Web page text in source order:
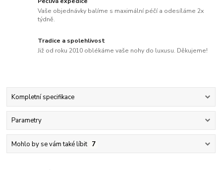
Vaše objednávky balíme s maximální péčí a odesíláme 2x
týdně.
Tradice a spolehlivost
Již od roku 2010 oblékáme vaše nohy do luxusu. Děkujeme!
Kompletní specifikace
Parametry
Mohlo by se vám také líbit 7